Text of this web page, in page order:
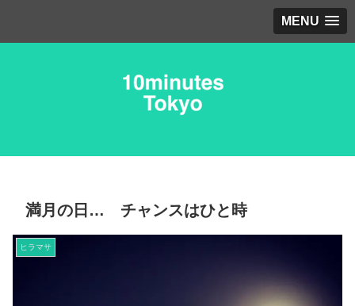
MENU
満月の日… チャンスはひと時
ヒラマサ